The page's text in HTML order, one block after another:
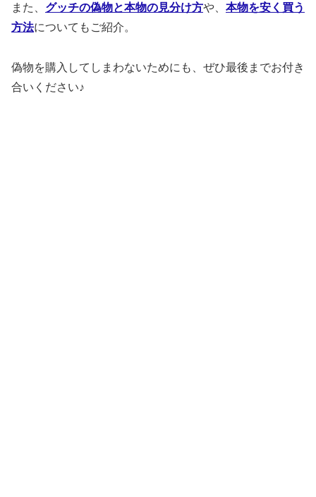
また、 グッチの偽物と本物の見分け方や、 本物を安く買う
方法についてもご紹介。
偽物を購入してしまわないためにも、ぜひ最後までお付き
合いください♪